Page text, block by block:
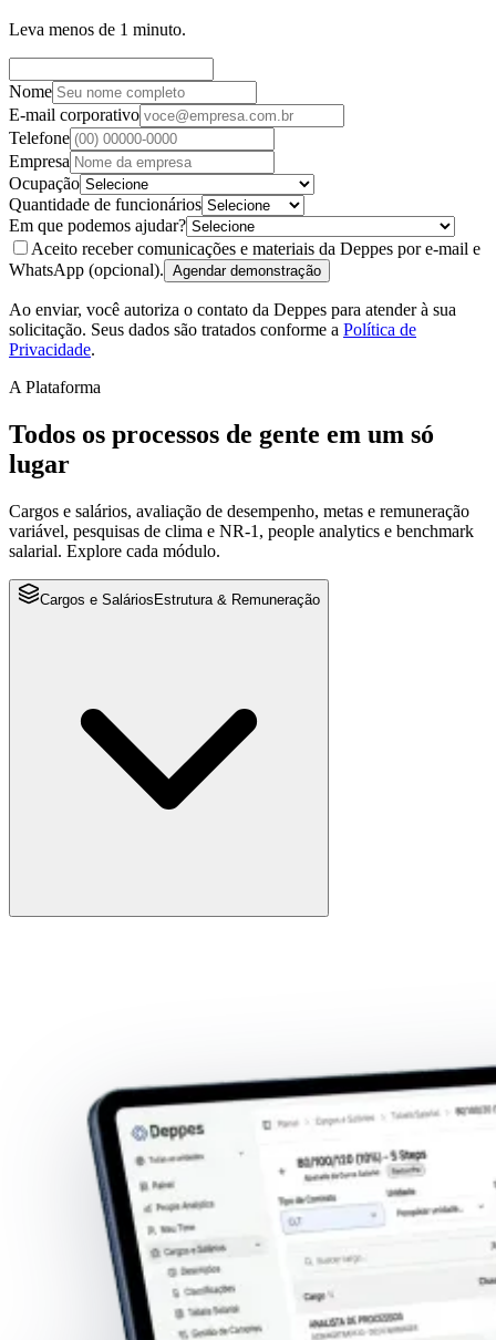
Leva menos de 1 minuto.
Nome
E-mail corporativo
Telefone
Empresa
Ocupação
Quantidade de funcionários
Em que podemos ajudar?
Aceito receber comunicações e materiais da Deppes por e-mail e
WhatsApp (opcional). Agendar demonstração
Ao enviar, você autoriza o contato da Deppes para atender à sua
solicitação. Seus dados são tratados conforme a Política de
Privacidade.
A Plataforma
Todos os processos de gente em um só
lugar
Cargos e salários, avaliação de desempenho, metas e remuneração
variável, pesquisas de clima e NR-1, people analytics e benchmark
salarial. Explore cada módulo.
Cargos e Salários Estrutura & Remuneração